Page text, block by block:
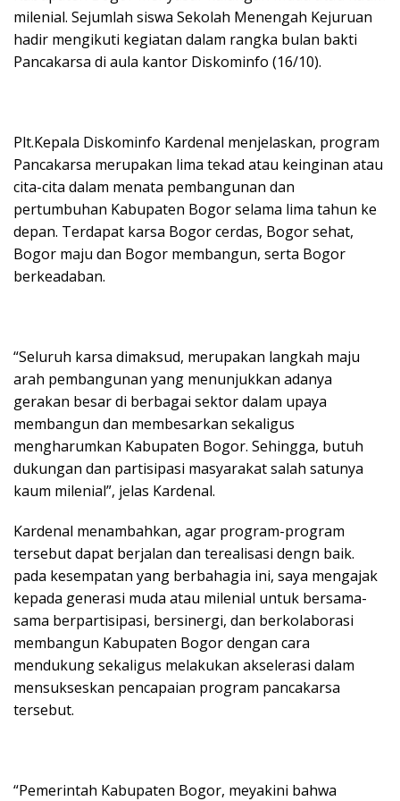
milenial. Sejumlah siswa Sekolah Menengah Kejuruan
hadir mengikuti kegiatan dalam rangka bulan bakti
Pancakarsa di aula kantor Diskominfo (16/10).
Plt.Kepala Diskominfo Kardenal menjelaskan, program
Pancakarsa merupakan lima tekad atau keinginan atau
cita-cita dalam menata pembangunan dan
pertumbuhan Kabupaten Bogor selama lima tahun ke
depan. Terdapat karsa Bogor cerdas, Bogor sehat,
Bogor maju dan Bogor membangun, serta Bogor
berkeadaban.
“Seluruh karsa dimaksud, merupakan langkah maju
arah pembangunan yang menunjukkan adanya
gerakan besar di berbagai sektor dalam upaya
membangun dan membesarkan sekaligus
mengharumkan Kabupaten Bogor. Sehingga, butuh
dukungan dan partisipasi masyarakat salah satunya
kaum milenial”, jelas Kardenal.
Kardenal menambahkan, agar program-program
tersebut dapat berjalan dan terealisasi dengn baik.
pada kesempatan yang berbahagia ini, saya mengajak
kepada generasi muda atau milenial untuk bersama-
sama berpartisipasi, bersinergi, dan berkolaborasi
membangun Kabupaten Bogor dengan cara
mendukung sekaligus melakukan akselerasi dalam
mensukseskan pencapaian program pancakarsa
tersebut.
“Pemerintah Kabupaten Bogor, meyakini bahwa